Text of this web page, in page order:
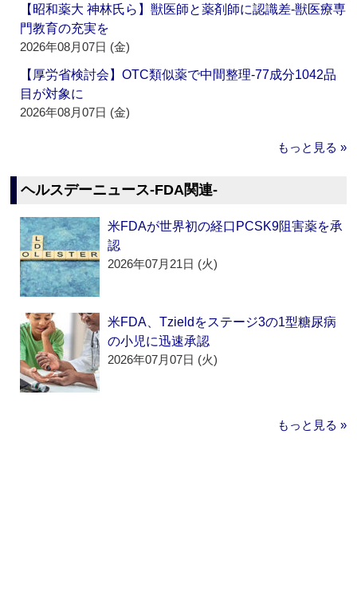
【昭和薬大 神林氏ら】獣医師と薬剤師に認識差‐獣医療専
門教育の充実を
2026年08月07日 (金)
【厚労省検討会】OTC類似薬で中間整理‐77成分1042品
目が対象に
2026年08月07日 (金)
もっと見る »
ヘルスデーニュース‐FDA関連‐
米FDAが世界初の経口PCSK9阻害薬を承
認
2026年07月21日 (火)
米FDA、Tzieldをステージ3の1型糖尿病
の小児に迅速承認
2026年07月07日 (火)
もっと見る »